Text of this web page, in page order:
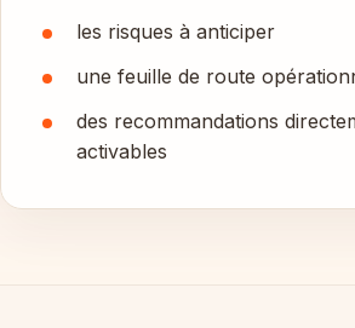
les risques à anticiper
une feuille de route
des recommandations
activables